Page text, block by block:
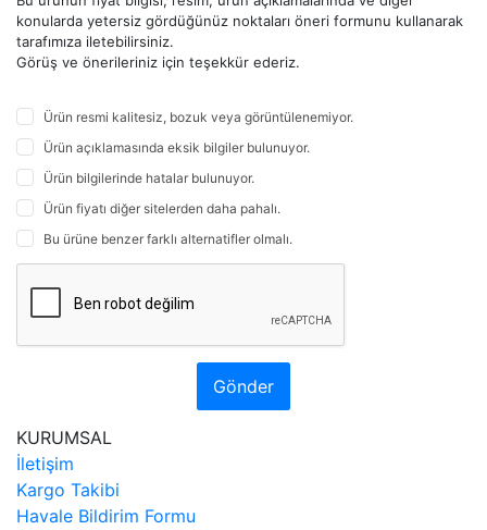
konularda yetersiz gördüğünüz noktaları öneri formunu kullanarak
tarafımıza iletebilirsiniz.
Görüş ve önerileriniz için teşekkür ederiz.
Ürün resmi kalitesiz, bozuk veya görüntülenemiyor.
Ürün açıklamasında eksik bilgiler bulunuyor.
Ürün bilgilerinde hatalar bulunuyor.
Ürün fiyatı diğer sitelerden daha pahalı.
Bu ürüne benzer farklı alternatifler olmalı.
Gönder
KURUMSAL
İletişim
Kargo Takibi
Havale Bildirim Formu